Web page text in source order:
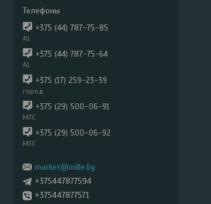
+375 (44) 787-75-85
А1
+375 (44) 787-75-64
А1
+375 (17) 259-23-39
город
+375 (29) 500-06-91
МТС
+375 (29) 500-06-92
МТС
market@mille.by
+375447877594
+375447877571